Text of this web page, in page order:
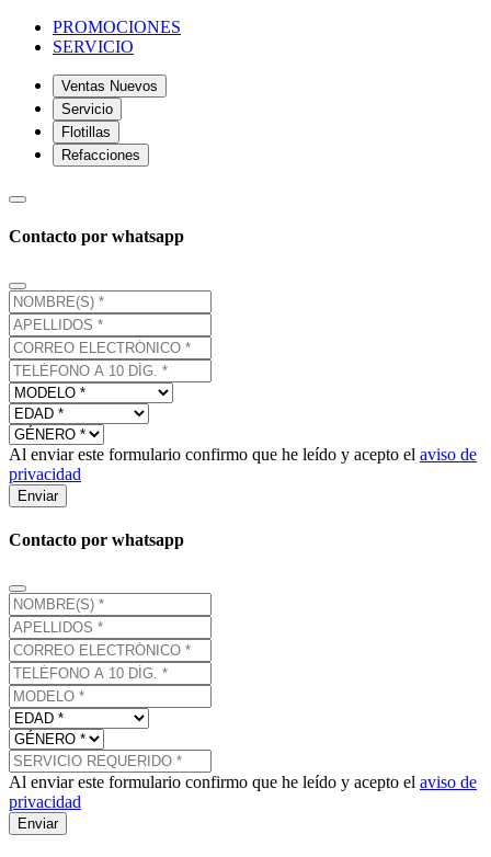
PROMOCIONES
SERVICIO
Ventas Nuevos
Servicio
Flotillas
Refacciones
Contacto por whatsapp
Al enviar este formulario confirmo que he leído y acepto el aviso de
privacidad
Enviar
Contacto por whatsapp
Al enviar este formulario confirmo que he leído y acepto el aviso de
privacidad
Enviar